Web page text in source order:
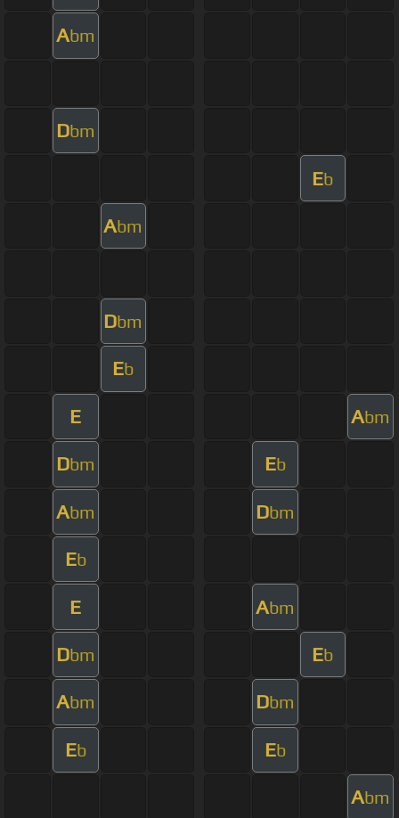
Abm
Dbm
Eb
Abm
Dbm
Eb
E Abm
Dbm Eb
Abm Dbm
Eb
E Abm
Dbm Eb
Abm Dbm
Eb Eb
Abm